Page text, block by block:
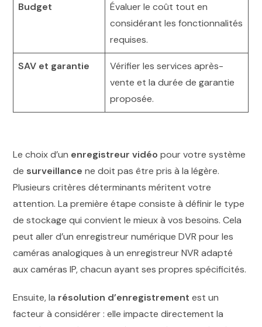
Budget
Évaluer le coût tout en
considérant les fonctionnalités
requises.
SAV et garantie
Vérifier les services après-
vente et la durée de garantie
proposée.
Le choix d’un enregistreur vidéo pour votre système
de surveillance ne doit pas être pris à la légère.
Plusieurs critères déterminants méritent votre
attention. La première étape consiste à définir le type
de stockage qui convient le mieux à vos besoins. Cela
peut aller d’un enregistreur numérique DVR pour les
caméras analogiques à un enregistreur NVR adapté
aux caméras IP, chacun ayant ses propres spécificités.
Ensuite, la résolution d’enregistrement est un
facteur à considérer : elle impacte directement la